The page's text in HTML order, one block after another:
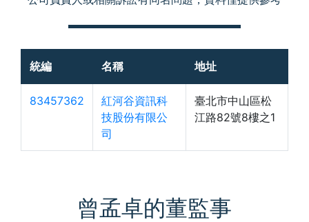
統編 名稱 地址
83457362
紅河谷資訊科
技股份有限公
司
臺北市中山區松
江路82號8樓之1
曾孟卓的董監事